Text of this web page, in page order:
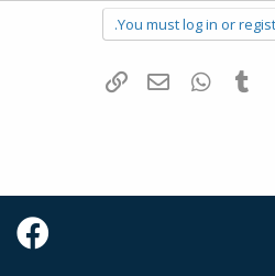
You must log in or
Pinterest
Tumblr
WhatsAppדואר אלקטרוני